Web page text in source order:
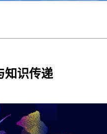
知识传递